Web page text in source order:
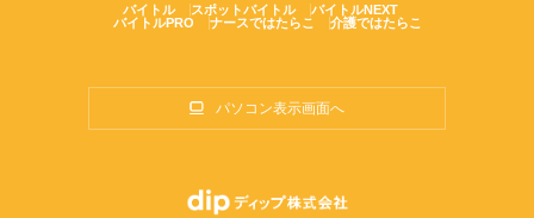
バイトル スポットバイトル
バイトルNEXT
バイトルPRO
ナースではたらこ 介護ではたらこ
パソコン表示画面へ